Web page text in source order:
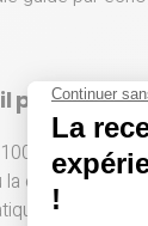
% canine et
collaboration
quotidienne.